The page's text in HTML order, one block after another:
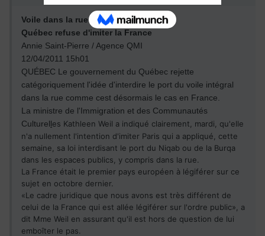
Voile dans la rue
Québec refuse d'imiter la France
Annie Saint-Pierre / Agence QMI
12/04/2011 15h01
QUÉBEC Le gouvernement du Québec rejette
catégoriquement l'idée d'interdire le port du voile intégral
dans la rue comme cest désormais le cas en France.
La ministre de l'Immigration et des Communautés
Culturelles Kathleen Weil a indiqué clairement, mardi, qu'elle
n'a nullement l'intention d'imiter Paris qui a appliqué, cette
semaine, sa loi interdisant le port du Niqab ou de la Burqa
dans les espaces publics, y compris dans la rue.
La France était le premier pays européen à légiférer sur ce
sujet en octobre dernier.
«Le cadre juridique que nous avons est très différent de
celui de la France qui est allée légiférer sur l'ordre public», a
dit Mme Weil en assurant qu'il est hors de question de lui
emboîter le pas.